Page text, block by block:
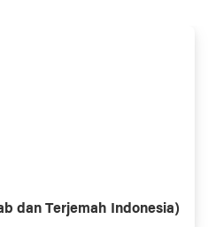
dan Terjemah Indonesia)